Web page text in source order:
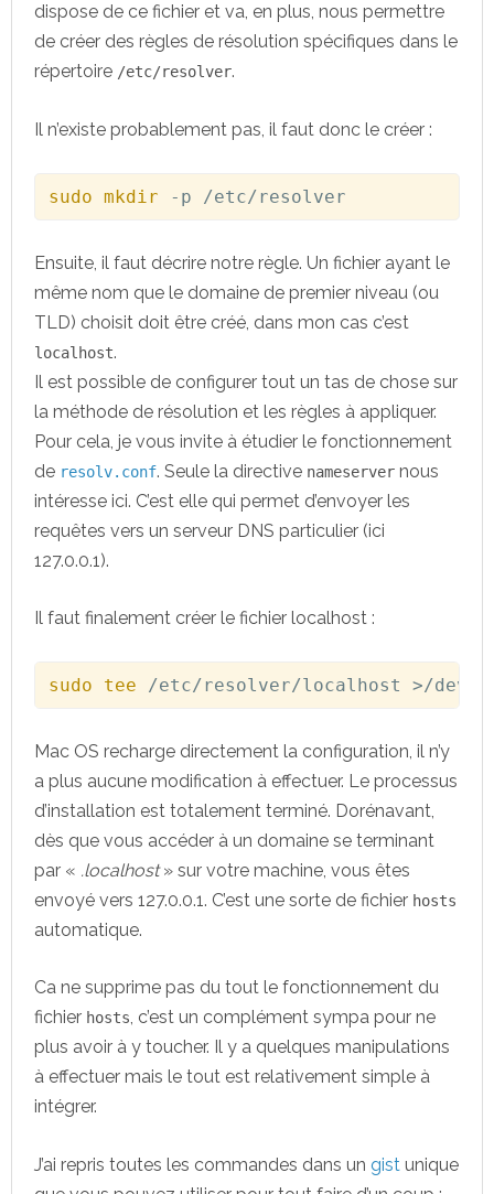
dispose de ce fichier et va, en plus, nous permettre
de créer des règles de résolution spécifiques dans le
répertoire /etc/resolver.
Il n’existe probablement pas, il faut donc le créer :
sudo mkdir -p /etc/resolver
Ensuite, il faut décrire notre règle. Un fichier ayant le
même nom que le domaine de premier niveau (ou
TLD) choisit doit être créé, dans mon cas c’est
localhost.
Il est possible de configurer tout un tas de chose sur
la méthode de résolution et les règles à appliquer.
Pour cela, je vous invite à étudier le fonctionnement
de resolv.conf. Seule la directive nameserver nous
intéresse ici. C’est elle qui permet d’envoyer les
requêtes vers un serveur DNS particulier (ici
127.0.0.1).
Il faut finalement créer le fichier localhost :
sudo tee /etc/resolver/localhost >/dev/
Mac OS recharge directement la configuration, il n’y
a plus aucune modification à effectuer. Le processus
d’installation est totalement terminé. Dorénavant,
dès que vous accéder à un domaine se terminant
par « .localhost» sur votre machine, vous êtes
envoyé vers 127.0.0.1. C’est une sorte de fichier hosts
automatique.
Ca ne supprime pas du tout le fonctionnement du
fichier hosts, c’est un complément sympa pour ne
plus avoir à y toucher. Il y a quelques manipulations
à effectuer mais le tout est relativement simple à
intégrer.
J’ai repris toutes les commandes dans un gist unique